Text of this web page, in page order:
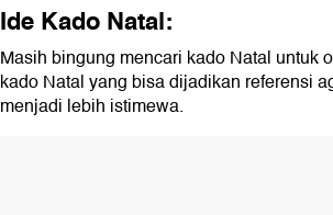
Ide Kado Natal:
Masih bingung mencari kado Natal untuk
kado Natal yang bisa dijadikan referensi
menjadi lebih istimewa.